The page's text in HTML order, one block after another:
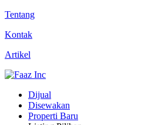
Tentang
Kontak
Artikel
Dijual
Disewakan
Properti Baru